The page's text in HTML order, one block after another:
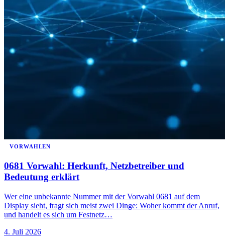
VORWAHLEN
0681 Vorwahl: Herkunft, Netzbetreiber und
Bedeutung erklärt
Wer eine unbekannte Nummer mit der Vorwahl 0681 auf dem
Display sieht, fragt sich meist zwei Dinge: Woher kommt der Anruf,
und handelt es sich um Festnetz…
4. Juli 2026